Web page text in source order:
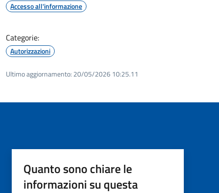
Accesso all'informazione
Categorie:
Autorizzazioni
Ultimo aggiornamento: 20/05/2026 10:25.11
Quanto sono chiare le
informazioni su questa